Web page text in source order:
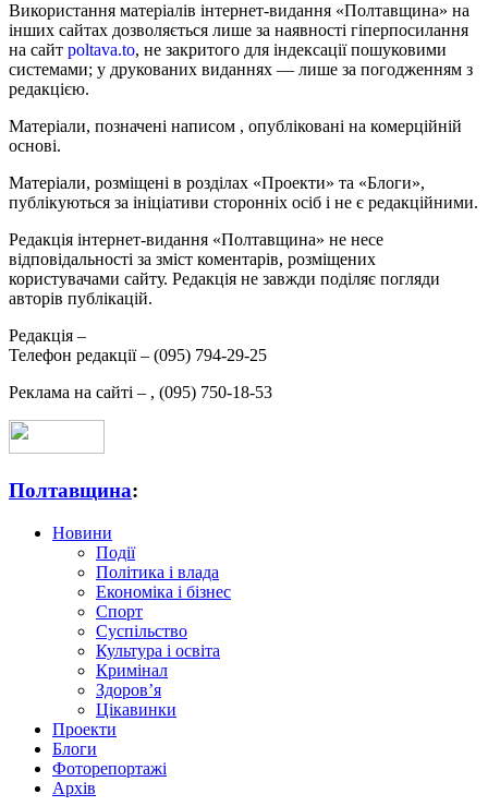
Використання матеріалів інтернет-видання «Полтавщина» на
інших сайтах дозволяється лише за наявності гіперпосилання
на сайт poltava.to, не закритого для індексації пошуковими
системами; у друкованих виданнях — лише за погодженням з
редакцією.
Матеріали, позначені написом , опубліковані на комерційній
основі.
Матеріали, розміщені в розділах «Проекти» та «Блоги»,
публікуються за ініціативи сторонніх осіб і не є редакційними.
Редакція інтернет-видання «Полтавщина» не несе
відповідальності за зміст коментарів, розміщених
користувачами сайту. Редакція не завжди поділяє погляди
авторів публікацій.
Редакція –
Телефон редакції – (095) 794-29-25
Реклама на сайті – , (095) 750-18-53
Полтавщина:
Новини
Події
Політика і влада
Економіка і бізнес
Спорт
Суспільство
Культура і освіта
Кримінал
Здоров’я
Цікавинки
Проекти
Блоги
Фоторепортажі
Архів